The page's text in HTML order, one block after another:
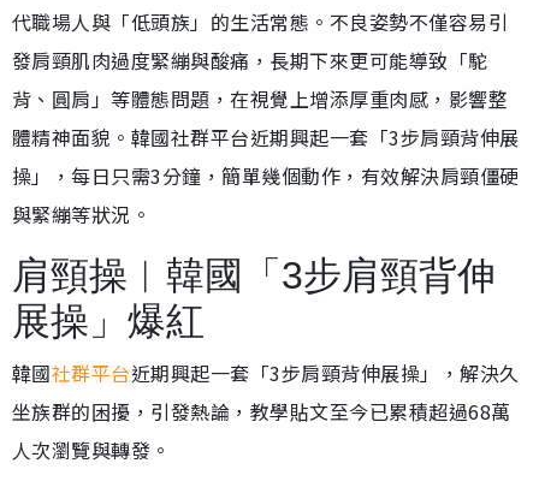
代職場人與「低頭族」的生活常態。不良姿勢不僅容易引
發肩頸肌肉過度緊繃與酸痛，長期下來更可能導致「駝
背、圓肩」等體態問題，在視覺上增添厚重肉感，影響整
體精神面貌。韓國社群平台近期興起一套「3步肩頸背伸展
操」，每日只需3分鐘，簡單幾個動作，有效解決肩頸僵硬
與緊繃等狀況。
肩頸操︱韓國「3步肩頸背伸
展操」爆紅
韓國社群平台近期興起一套「3步肩頸背伸展操」，解決久
坐族群的困擾，引發熱論，教學貼文至今已累積超過68萬
人次瀏覽與轉發。